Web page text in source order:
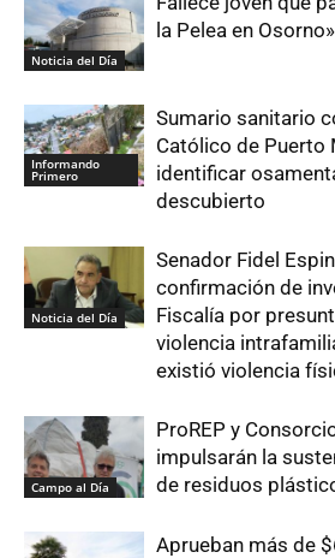
Noticia del Día
la Pelea en Osorno»
Informando
Primero
Sumario sanitario
Católico de Puerto
identificar
descubierto
Noticia del Día
Senador Fidel
confirmación de
Fiscalía por
violencia
existió violencia
Campo al Día
ProREP y
impulsarán la
de residuos
Aprueban más de